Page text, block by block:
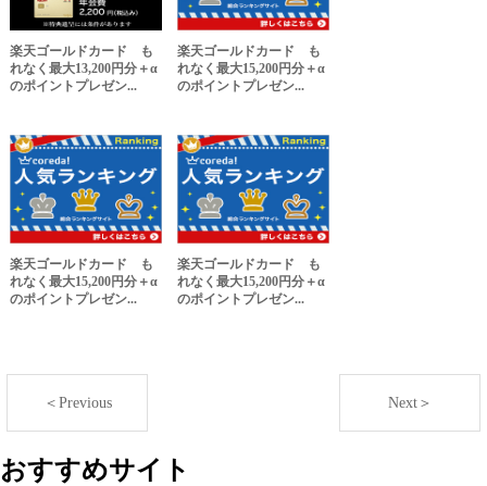
楽天ゴールドカード も
れなく最大13,200円分＋α
のポイントプレゼン...
楽天ゴールドカード も
れなく最大15,200円分＋α
のポイントプレゼン...
楽天ゴールドカード も
れなく最大15,200円分＋α
のポイントプレゼン...
楽天ゴールドカード も
れなく最大15,200円分＋α
のポイントプレゼン...
＜Previous Next＞
おすすめサイト